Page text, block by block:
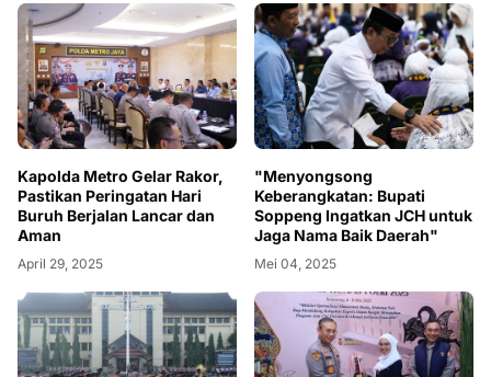
Kapolda Metro Gelar Rakor,
Pastikan Peringatan Hari
Buruh Berjalan Lancar dan
Aman
April 29, 2025
"Menyongsong
Keberangkatan: Bupati
Soppeng Ingatkan JCH untuk
Jaga Nama Baik Daerah"
Mei 04, 2025